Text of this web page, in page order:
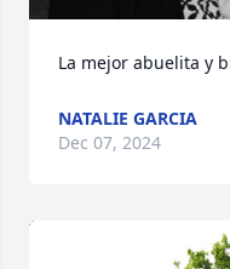
La mejor abuelita y
NATALIE GARCIA
Dec 07, 2024